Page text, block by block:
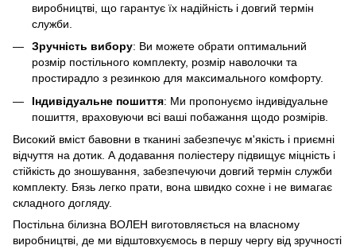
виробництві, що гарантує їх надійність і довгий термін
служби.
Зручність вибору: Ви можете обрати оптимальний
розмір постільного комплекту, розмір наволочки та
простирадло з резинкою для максимального комфорту.
Індивідуальне пошиття: Ми пропонуємо індивідуальне
пошиття, враховуючи всі ваші побажання щодо розмірів.
Високий вміст бавовни в тканині забезпечує м'якість і приємні
відчуття на дотик. А додавання поліестеру підвищує міцність і
стійкість до зношування, забезпечуючи довгий термін служби
комплекту. Бязь легко прати, вона швидко сохне і не вимагає
складного догляду.
Постільна білизна ВОЛЕН виготовляється на власному
виробництві, де ми відштовхуємось в першу чергу від зручності